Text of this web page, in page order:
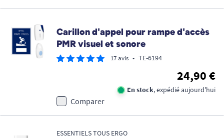
Carillon d'appel pour rampe d'accès
PMR visuel et sonore
17 avis • TE-6194
24,90 €
En stock, expédié aujourd'hui
Comparer
ESSENTIELS TOUS ERGO